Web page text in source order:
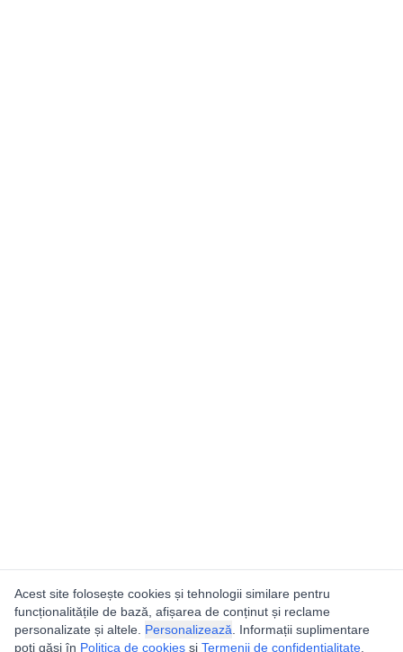
Acest site folosește cookies și tehnologii similare pentru
funcționalitățile de bază, afișarea de conținut și reclame
personalizate și altele. Personalizează . Informații suplimentare
poți găsi în Politica de cookies și Termenii de confidențialitate